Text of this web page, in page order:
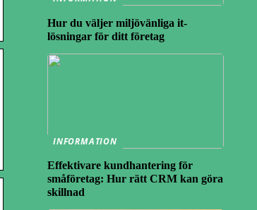
Hur du väljer miljövänliga it-
lösningar för ditt företag
INFORMATION
Effektivare kundhantering för
småföretag: Hur rätt CRM kan göra
skillnad